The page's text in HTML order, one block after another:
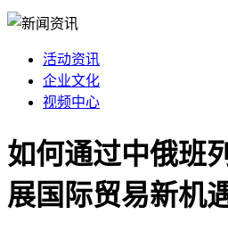
活动资讯
企业文化
视频中心
如何通过中俄班
展国际贸易新机